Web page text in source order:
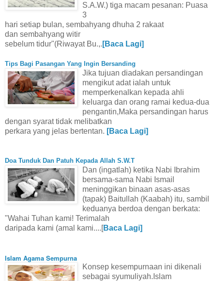
S.A.W.) tiga macam pesanan: Puasa
3
hari setiap bulan, sembahyang dhuha 2 rakaat
dan sembahyang witir
sebelum tidur"(Riwayat Bu.,. [Baca Lagi]
Tips Bagi Pasangan Yang Ingin Bersanding
Jika tujuan diadakan persandingan
mengikut adat ialah untuk
memperkenalkan kepada ahli
keluarga dan orang ramai kedua-dua
pengantin,Maka persandingan harus
dengan syarat tidak melibatkan
perkara yang jelas bertentan. [Baca Lagi]
Doa Tunduk Dan Patuh Kepada Allah S.W.T
Dan (ingatlah) ketika Nabi Ibrahim
bersama-sama Nabi Ismail
meninggikan binaan asas-asas
(tapak) Baitullah (Kaabah) itu, sambil
keduanya berdoa dengan berkata:
"Wahai Tuhan kami! Terimalah
daripada kami (amal kami....[Baca Lagi]
Islam Agama Sempurna
Konsep kesempurnaan ini dikenali
sebagai syumuliyah.Islam